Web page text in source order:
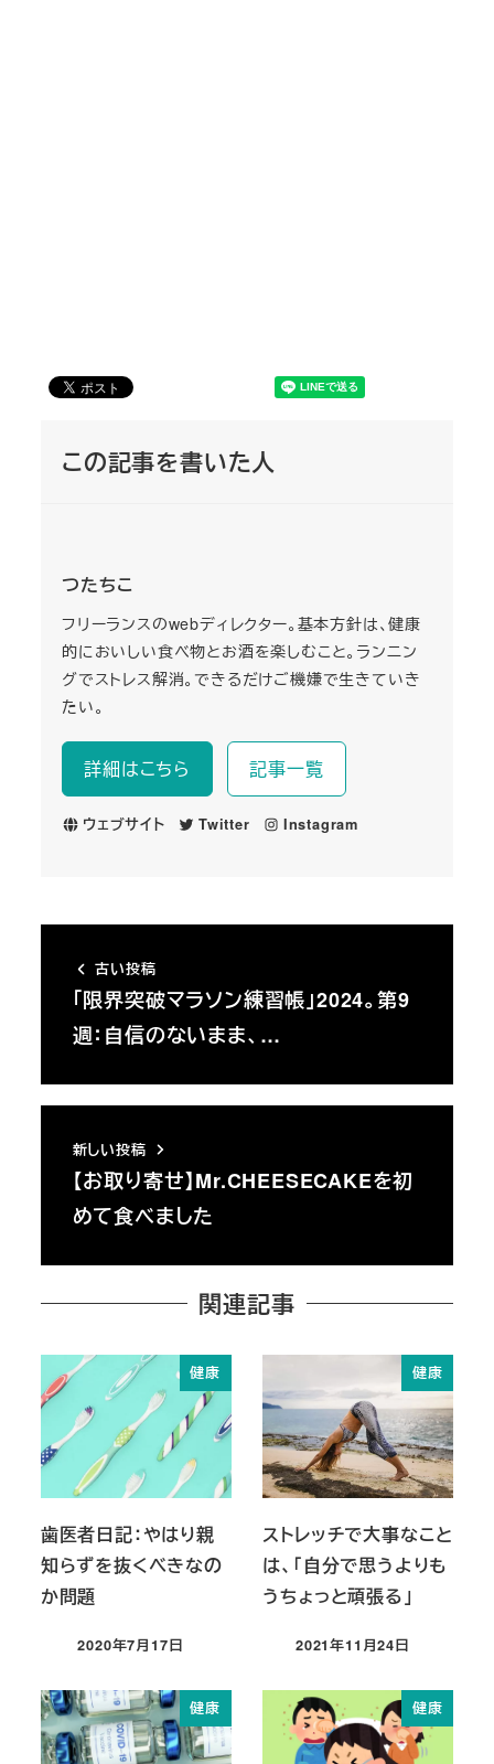
この記事を書いた人
つたちこ
フリーランスのwebディレクター。基本方針は、健康
的においしい食べ物とお酒を楽しむこと。ランニン
グでストレス解消。できるだけご機嫌で生きていき
たい。
詳細はこちら 記事一覧
ウェブサイト Twitter Instagram
古い投稿
「限界突破マラソン練習帳」2024。第9
週：自信のないまま、…
新しい投稿
【お取り寄せ】Mr.CHEESECAKEを初
めて食べました
関連記事
健康
歯医者日記：やはり親
知らずを抜くべきなの
か問題
投稿日
2020年7月17日
健康
ストレッチで大事なこと
は、「自分で思うよりも
うちょっと頑張る」
投稿日
2021年11月24日
健康 健康